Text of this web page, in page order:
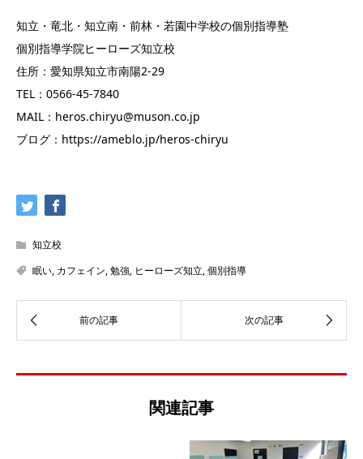
知立・竜北・知立南・前林・若園中学校の個別指導塾
個別指導学院ヒーローズ知立校
住所：愛知県知立市南陽2-29
TEL：0566-45-7840
MAIL：heros.chiryu@muson.co.jp
ブログ：https://ameblo.jp/heros-chiryu
知立校
眠い, カフェイン,勉強, ヒーローズ知立,個別指導
関連記事